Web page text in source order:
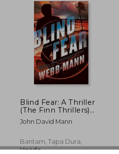
Blind Fear: A Thriller
(The Finn Thrillers)
(en Inglés)
John David Mann
Bantam, Tapa Dura,
Usado